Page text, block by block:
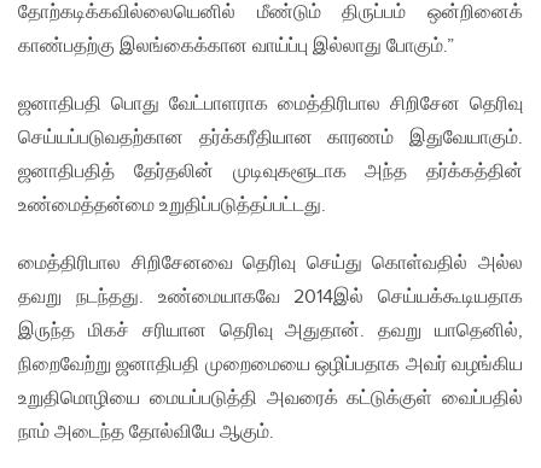
தோற்கடிக்கவில்லையெனில் மீண்டும் திருப்பம் ஒன்றினைக்
காண்பதற்கு இலங்கைக்கான வாய்ப்பு இல்லாது போகும்.”
ஜனாதிபதி பொது வேட்பாளராக மைத்திரிபால சிறிசேன தெரிவு
செய்யப்படுவதற்கான தர்க்கரீதியான காரணம் இதுவேயாகும்.
ஜனாதிபதித் தேர்தலின் முடிவுகளூடாக அந்த தர்க்கத்தின்
உண்மைத்தன்மை உறுதிப்படுத்தப்பட்டது.
மைத்திரிபால சிறிசேனவை தெரிவு செய்து கொள்வதில் அல்ல
தவறு நடந்தது. உண்மையாகவே 2014இல் செய்யக்கூடியதாக
இருந்த மிகச் சரியான தெரிவு அதுதான். தவறு யாதெனில்,
நிறைவேற்று ஜனாதிபதி முறைமையை ஒழிப்பதாக அவர் வழங்கிய
உறுதிமொழியை மையப்படுத்தி அவரைக் கட்டுக்குள் வைப்பதில்
நாம் அடைந்த தோல்வியே ஆகும்.